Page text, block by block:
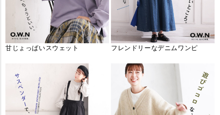
甘じょっぱいスウェット フレンドリーなデニムワンピ